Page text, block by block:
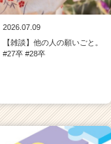
2026.07.09
【雑談】他の人の願いごと。
#27卒 #28卒